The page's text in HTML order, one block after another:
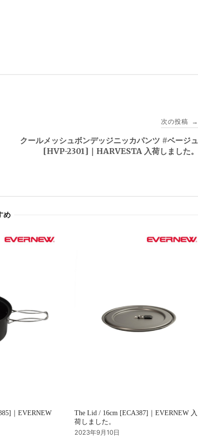
次の投稿 →
クールメッシュボンデッジニッカパンツ #ベージュ
[HVP-2301]｜HARVESTA 入荷しました。
め
｜EVERNEW
The Lid / 16cm [ECA387]｜EVERNEW 入
荷しました。
2023年9月10日